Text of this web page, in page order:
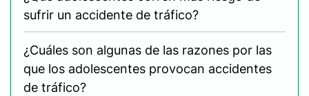
sufrir un accidente de tráfico?
¿Cuáles son algunas de las razones por las
que los adolescentes provocan accidentes
de tráfico?